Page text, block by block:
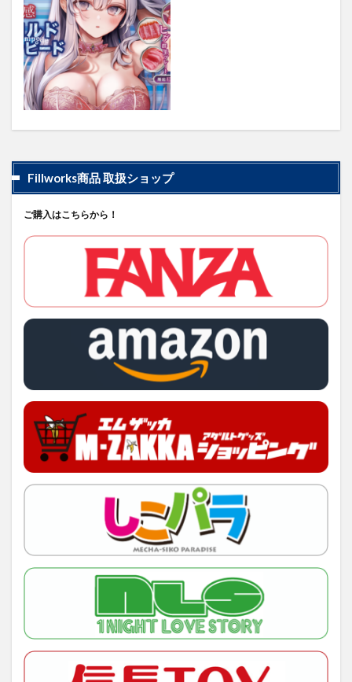
Fillworks商品 取扱ショップ
ご購入はこちらから！